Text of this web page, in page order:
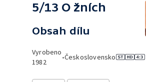
5/13 O žních
Obsah dílu
Vyrobeno
1982
•Československo